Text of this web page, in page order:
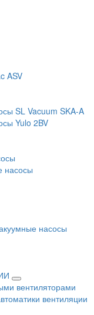
ASV
SL Vacuum SKA-A
Yulo 2BV
насосы
насосы
вентиляторами
вентиляции